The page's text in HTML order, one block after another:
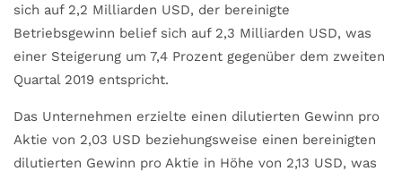
sich auf 2,2 Milliarden USD, der bereinigte
Betriebsgewinn belief sich auf 2,3 Milliarden USD, was
einer Steigerung um 7,4 Prozent gegenüber dem zweiten
Quartal 2019 entspricht.
Das Unternehmen erzielte einen dilutierten Gewinn pro
Aktie von 2,03 USD beziehungsweise einen bereinigten
dilutierten Gewinn pro Aktie in Höhe von 2,13 USD, was